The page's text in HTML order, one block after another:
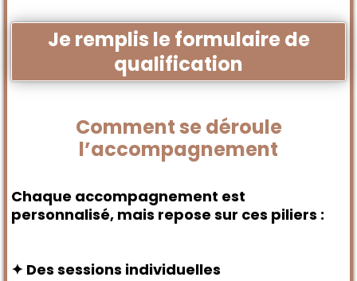
Je remplis le formulaire de
qualification
Comment se déroule
l’accompagnement
Chaque accompagnement est
personnalisé, mais repose sur ces piliers :
✦ Des sessions individuelles